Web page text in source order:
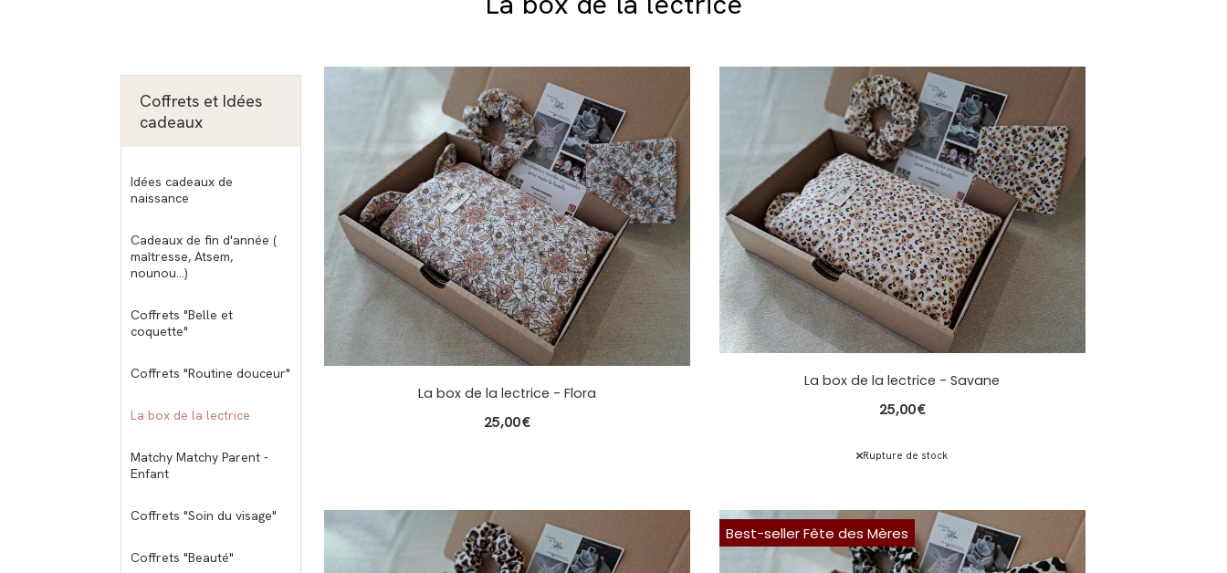
Coffrets et Idées
cadeaux
Idées cadeaux de
naissance
Cadeaux de fin d'année (
maîtresse, Atsem,
nounou...)
Coffrets "Belle et
coquette"
Coffrets "Routine douceur"
La box de la lectrice
Matchy Matchy Parent -
Enfant
Coffrets "Soin du visage"
Coffrets "Beauté"
La box de la lectrice - Flora
25,00€
La box de la lectrice - Savane
25,00€
Rupture de stock
Best-seller Fête des Mères